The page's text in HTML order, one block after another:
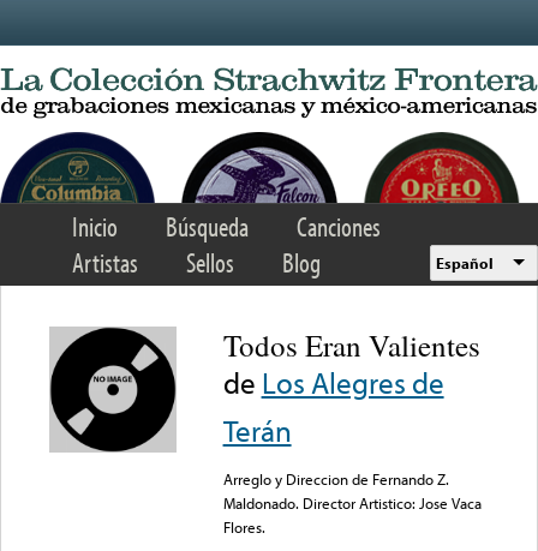
Inicio Búsqueda
Canciones
Artistas
Sellos Blog Español
Todos Eran Valientes
de Los Alegres de
Terán
Arreglo y Direccion de Fernando Z.
Maldonado. Director Artistico: Jose Vaca
Flores.